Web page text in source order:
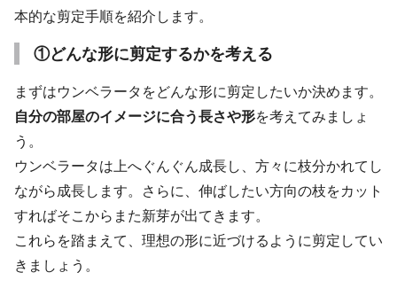
本的な剪定手順を紹介します。
①どんな形に剪定するかを考える
まずはウンベラータをどんな形に剪定したいか決めます。
自分の部屋のイメージに合う長さや形を考えてみましょ
う。
ウンベラータは上へぐんぐん成長し、方々に枝分かれてし
ながら成長します。さらに、伸ばしたい方向の枝をカット
すればそこからまた新芽が出てきます。
これらを踏まえて、理想の形に近づけるように剪定してい
きましょう。